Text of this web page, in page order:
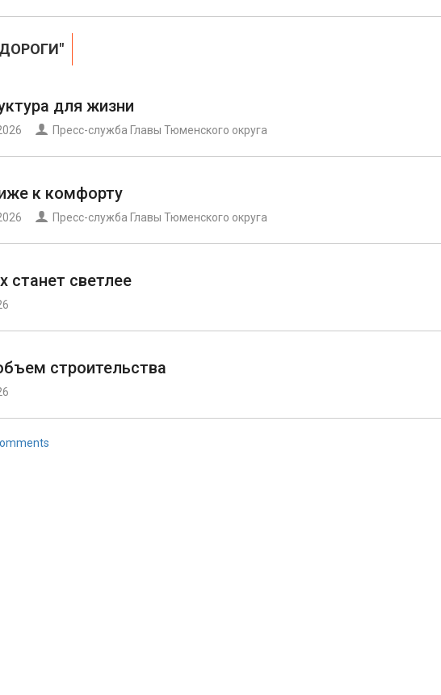
для жизни
Пресс-служба Главы Тюменского округа
к комфорту
Пресс-служба Главы Тюменского округа
станет светлее
строительства